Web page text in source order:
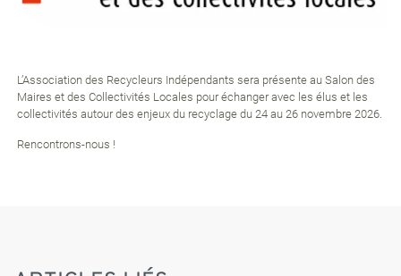
L’Association des Recycleurs Indépendants sera présente au Salon des
Maires et des Collectivités Locales pour échanger avec les élus et les
collectivités autour des enjeux du recyclage du 24 au 26 novembre 2026.
Rencontrons-nous !